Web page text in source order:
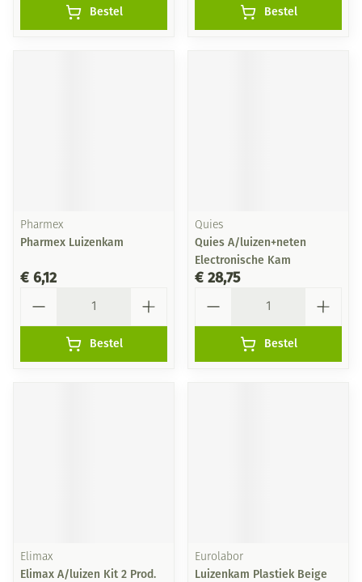
Bestel Bestel
Pharmex
Pharmex Luizenkam
€ 6,12
Bestel
Quies
Quies A/luizen+neten
Electronische Kam
€ 28,75
Bestel
Elimax
Elimax A/luizen Kit 2 Prod.
Eurolabor
Luizenkam Plastiek Beige